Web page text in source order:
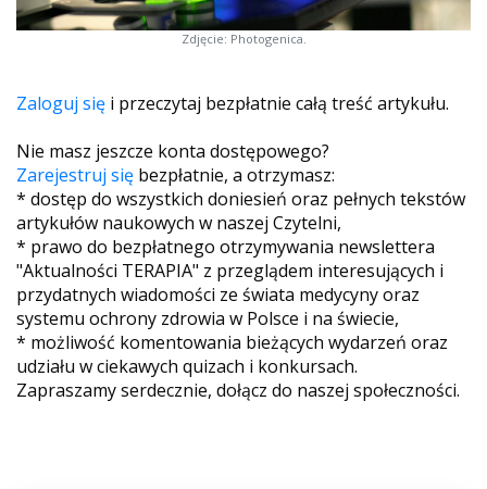
Zdjęcie: Photogenica.
Zaloguj się i przeczytaj bezpłatnie całą treść artykułu.
Nie masz jeszcze konta dostępowego?
Zarejestruj się bezpłatnie, a otrzymasz:
* dostęp do wszystkich doniesień oraz pełnych tekstów
artykułów naukowych w naszej Czytelni,
* prawo do bezpłatnego otrzymywania newslettera
"Aktualności TERAPIA" z przeglądem interesujących i
przydatnych wiadomości ze świata medycyny oraz
systemu ochrony zdrowia w Polsce i na świecie,
* możliwość komentowania bieżących wydarzeń oraz
udziału w ciekawych quizach i konkursach.
Zapraszamy serdecznie, dołącz do naszej społeczności.